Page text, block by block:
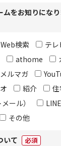
ムをお知りにな
Web検索 テレ
athome
メルマガ
紹介
ール）
LINE
その他
いて 必須